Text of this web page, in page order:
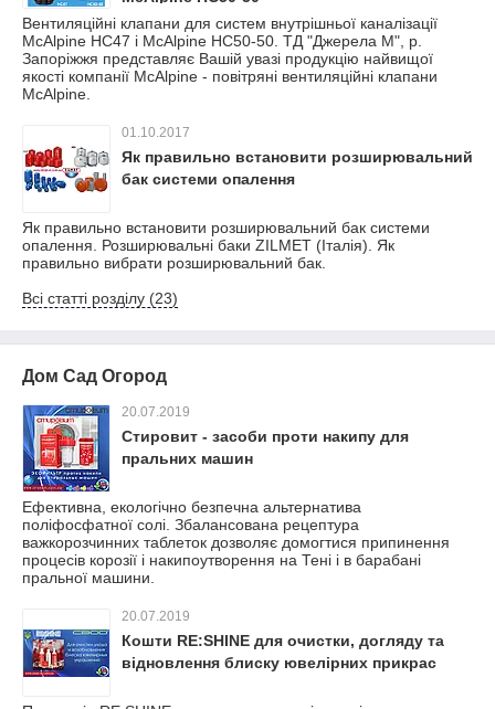
Вентиляційні клапани для систем внутрішньої каналізації
McAlpine HC47 і McAlpine HC50-50. ТД "Джерела М", р.
Запоріжжя представляє Вашій увазі продукцію найвищої
якості компанії McAlpine - повітряні вентиляційні клапани
McAlpine.
01.10.2017
Як правильно встановити розширювальний
бак системи опалення
Як правильно встановити розширювальний бак системи
опалення. Розширювальні баки ZILMET (Італія). Як
правильно вибрати розширювальний бак.
Всі статті розділу (23)
Дом Сад Огород
20.07.2019
Стировит - засоби проти накипу для
пральних машин
Ефективна, екологічно безпечна альтернатива
поліфосфатної солі. Збалансована рецептура
важкорозчинних таблеток дозволяє домогтися припинення
процесів корозії і накипоутворення на Тені і в барабані
пральної машини.
20.07.2019
Кошти RE:SHINE для очистки, догляду та
відновлення блиску ювелірних прикрас